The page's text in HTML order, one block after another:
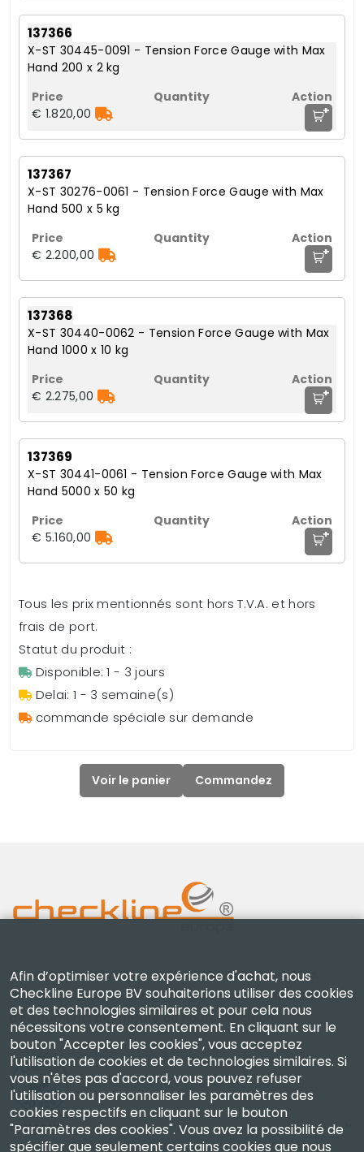
137366
X-ST 30445-0091 - Tension Force Gauge with Max
Hand 200 x 2 kg
€ 1.820,00 +
137367
X-ST 30276-0061 - Tension Force Gauge with Max
Hand 500 x 5 kg
€ 2.200,00 +
137368
X-ST 30440-0062 - Tension Force Gauge with Max
Hand 1000 x 10 kg
€ 2.275,00 +
137369
X-ST 30441-0061 - Tension Force Gauge with Max
Hand 5000 x 50 kg
€ 5.160,00 +
Tous les prix mentionnés sont hors T.V.A. et hors
frais de port.
Statut du produit :
Disponible: 1 - 3 jours
Delai: 1 - 3 semaine(s)
commande spéciale sur demande
Voir le panier Commandez
Checkline Europe B.V. — spécialistes de la fourniture,
de l'étalonnage, de la certification et de la réparation
d'instruments de mesure de haute précision.
Entreprise
Afin d’optimiser votre expérience d'achat, nous
Checkline Europe BV souhaiterions utiliser des cookies
et des technologies similaires et pour cela nous
nécessitons votre consentement. En cliquant sur le
bouton "Accepter les cookies", vous acceptez
l'utilisation de cookies et de technologies similaires. Si
vous n'êtes pas d'accord, vous pouvez refuser
l'utilisation ou personnaliser les paramètres des
cookies respectifs en cliquant sur le bouton
"Paramètres des cookies". Vous avez la possibilité de
spécifier que seulement certains cookies que nous